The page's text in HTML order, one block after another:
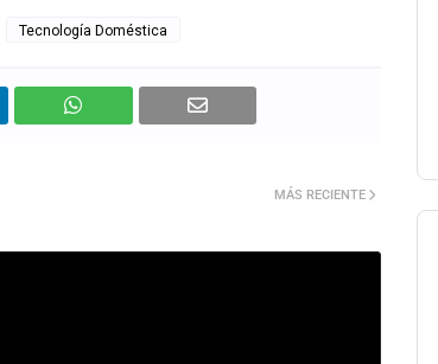
Tecnología Doméstica
MÁS RECIENTE